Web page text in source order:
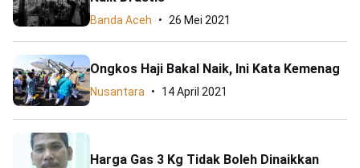
Banda Aceh 26 Mei 2021
Ongkos Haji Bakal Naik, Ini Kata Kemenag
Nusantara 14 April 2021
Harga Gas 3 Kg Tidak Boleh Dinaikkan